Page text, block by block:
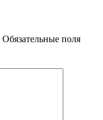
Обязательные поля